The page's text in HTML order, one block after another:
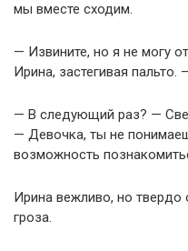
мы вместе сходим.
— Извините, но я не могу
Ирина, застегивая
— В следующий раз? —
— Девочка, ты не
возможность
Ирина вежливо, но твердо
гроза.